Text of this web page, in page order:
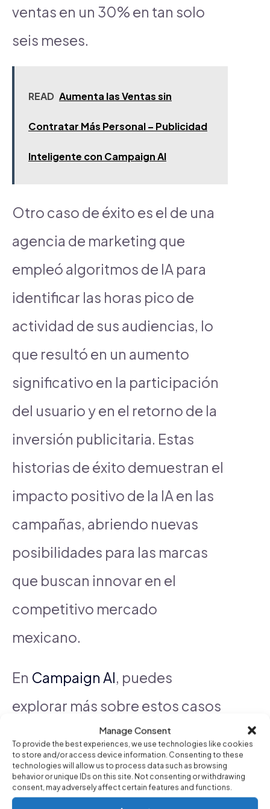
Manage Consent
To provide the best experiences, we use technologies like cookies
to store and/or access device information. Consenting to these
technologies will allow us to process data such as browsing
behavior or unique IDs on this site. Not consenting or withdrawing
consent, may adversely affect certain features and functions.
ventas en un 30% en tan solo
seis meses.
READ Aumenta las Ventas sin
Contratar Más Personal – Publicidad
Inteligente con Campaign AI
Otro caso de éxito es el de una
agencia de marketing que
empleó algoritmos de IA para
identificar las horas pico de
actividad de sus audiencias, lo
que resultó en un aumento
significativo en la participación
del usuario y en el retorno de la
inversión publicitaria. Estas
historias de éxito demuestran el
impacto positivo de la IA en las
campañas, abriendo nuevas
posibilidades para las marcas
que buscan innovar en el
competitivo mercado
mexicano.
En Campaign AI, puedes
explorar más sobre estos casos
y descubrir cómo la inteligencia
artificial puede transformar tu
estrategia publicitaria. La